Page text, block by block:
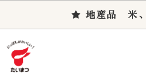
地産品 米